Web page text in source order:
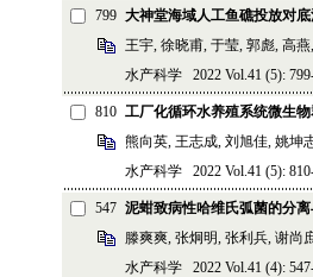
799 大神堂海域人工鱼礁投放对
王宇, 徐晓甫, 于莹, 郭彪, 高
水产科学 2022 Vol.41 (5):
810 工厂化循环水养殖系统微生
熊向英, 王志成, 刘旭佳, 姚坤
水产科学 2022 Vol.41 (5):
547 泥蚶致病性哈维氏弧菌的分
滕爽爽, 张炯明, 张利兵, 谢尚
水产科学 2022 Vol.41 (4):